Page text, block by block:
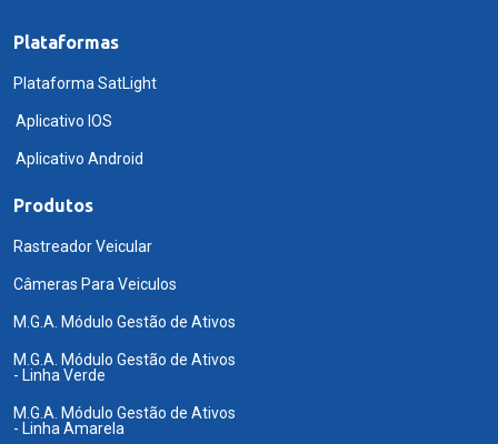
Plataformas
Plataforma SatLight
Aplicativo IOS
Aplicativo Android
Produtos
Rastreador Veicular
Câmeras Para Veiculos
M.G.A. Módulo Gestão de Ativos
M.G.A. Módulo Gestão de Ativos
- Linha Verde
M.G.A. Módulo Gestão de Ativos
- Linha Amarela